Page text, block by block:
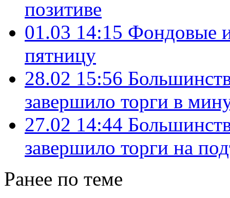
позитиве
01.03 14:15 Фондовые
пятницу
28.02 15:56
завершило торги в
27.02 14:44
завершило торги на
Ранее по теме